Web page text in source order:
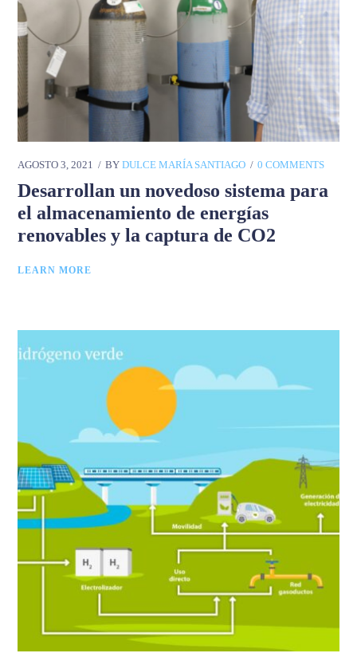
AGOSTO 3, 2021 BYDULCE MARÍA SANTIAGO 0 COMMENTS
Desarrollan un novedoso sistema para
el almacenamiento de energías
renovables y la captura de CO2
LEARN MORE